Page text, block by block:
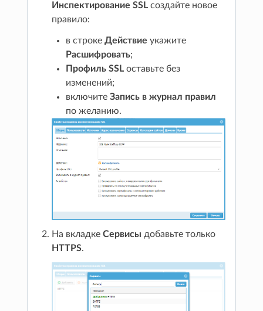
Инспектирование SSL создайте новое
правило:
в строкеДействие укажите
Расшифровать;
Профиль SSL оставьте без
изменений;
включитеЗапись в журнал правил
по желанию.
На вкладкеСервисы добавьте только
HTTPS.